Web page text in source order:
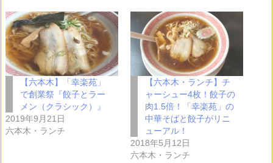
み
中…
【六本木】「幸楽苑」
で創業祭『餃子とラー
メン（クラシック）』
2019年9月21日
六本木・ランチ
【六本木・ランチ】チ
ャーシュー4枚！餃子の
肉1.5倍！「幸楽苑」の
中華そばと餃子がリニ
ューアル！
2018年5月12日
六本木・ランチ